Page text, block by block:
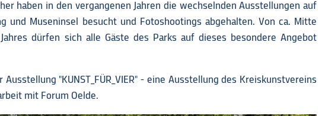
haben in den vergangenen Jahren die wechselnden Ausstellungen auf
und Museninsel besucht und Fotoshootings abgehalten. Von ca. Mitte
dürfen sich alle Gäste des Parks auf dieses besondere Angebot
Ausstellung "KUNST_FÜR_VIER" - eine Ausstellung des Kreiskunstvereins
mit Forum Oelde.